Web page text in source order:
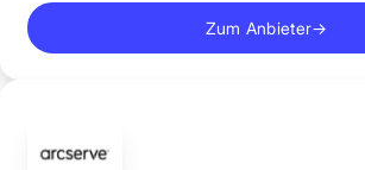
Zum Anbieter→